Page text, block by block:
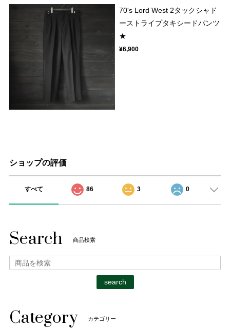
70's Lord West 2タックシャド
ーストライプタキシードパンツ
★
¥6,900
ショップの評価
すべて 86 3 0
Search 商品検索
search
Category カテゴリー